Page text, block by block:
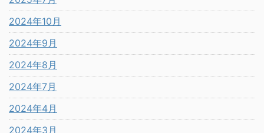
2024年10月
2024年9月
2024年8月
2024年7月
2024年4月
2024年3月